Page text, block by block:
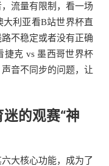
流量有限制，看一场
利亚看B站世界杯直
不稳定或者没有正确
捷克 vs 墨西哥世界杯
音不同步的问题，让
的观赛“神
大核心功能，成为了